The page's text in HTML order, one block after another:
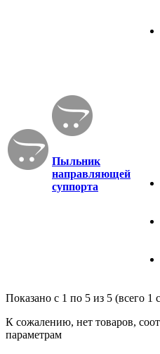
Пыльник
направляющей
суппорта
Показано с 1 по 5 из 5 (всего 1
К сожалению, нет товаров,
параметрам